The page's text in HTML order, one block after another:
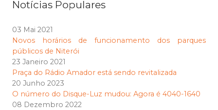
Notícias Populares
03 Mai 2021
Novos horários de funcionamento dos parques
públicos de Niterói
23 Janeiro 2021
Praça do Rádio Amador está sendo revitalizada
20 Junho 2023
O número do Disque-Luz mudou: Agora é 4040-1640
08 Dezembro 2022